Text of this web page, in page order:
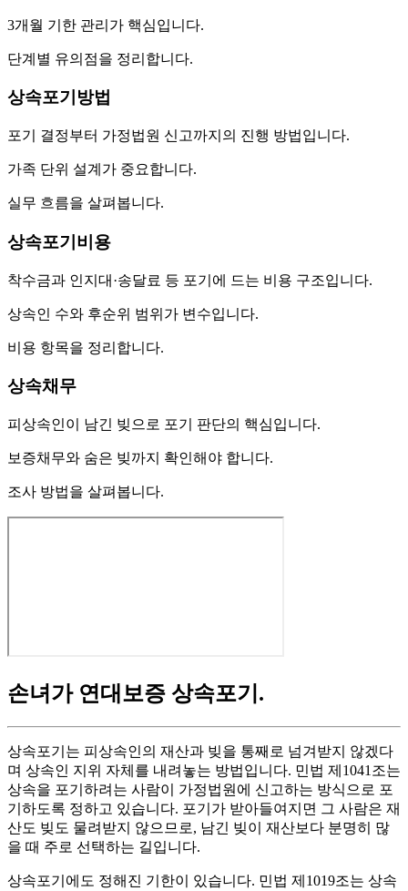
3개월 기한 관리가 핵심입니다.
단계별 유의점을 정리합니다.
상속포기방법
포기 결정부터 가정법원 신고까지의 진행 방법입니다.
가족 단위 설계가 중요합니다.
실무 흐름을 살펴봅니다.
상속포기비용
착수금과 인지대·송달료 등 포기에 드는 비용 구조입니다.
상속인 수와 후순위 범위가 변수입니다.
비용 항목을 정리합니다.
상속채무
피상속인이 남긴 빚으로 포기 판단의 핵심입니다.
보증채무와 숨은 빚까지 확인해야 합니다.
조사 방법을 살펴봅니다.
손녀가 연대보증 상속포기 .
상속포기는 피상속인의 재산과 빚을 통째로 넘겨받지 않겠다
며 상속인 지위 자체를 내려놓는 방법입니다. 민법 제1041조는
상속을 포기하려는 사람이 가정법원에 신고하는 방식으로 포
기하도록 정하고 있습니다. 포기가 받아들여지면 그 사람은 재
산도 빚도 물려받지 않으므로, 남긴 빚이 재산보다 분명히 많
을 때 주로 선택하는 길입니다.
상속포기에도 정해진 기한이 있습니다. 민법 제1019조는 상속